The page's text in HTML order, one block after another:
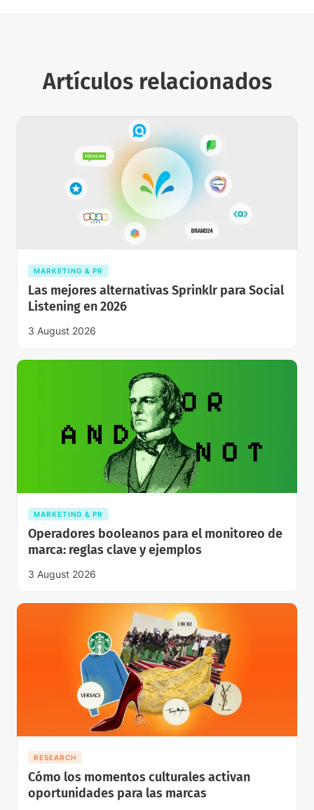
Artículos relacionados
MARKETING & PR
Las mejores alternativas Sprinklr para Social
Listening en 2026
3 August 2026
MARKETING & PR
Operadores booleanos para el monitoreo de
marca: reglas clave y ejemplos
3 August 2026
RESEARCH
Cómo los momentos culturales activan
oportunidades para las marcas